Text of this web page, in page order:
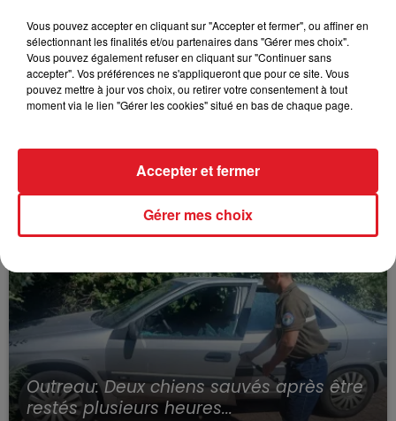
Wingles: Un jeune perd la vie, noyé à la
base de loisirs
Outreau: Deux chiens sauvés après être
restés plusieurs heures...
Vous pouvez accepter en cliquant sur "Accepter et fermer", ou affiner en
sélectionnant les finalités et/ou partenaires dans "Gérer mes choix".
Vous pouvez également refuser en cliquant sur "Continuer sans
accepter". Vos préférences ne s'appliqueront que pour ce site. Vous
pouvez mettre à jour vos choix, ou retirer votre consentement à tout
moment via le lien "Gérer les cookies" situé en bas de chaque page.
Gérer mes choix
Accepter et fermer